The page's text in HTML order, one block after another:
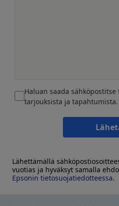
Haluan saada
tarjouksista ja tapahtumista.
Lähettämällä
vuotias ja hyväksyt samalla
Epsonin tietosuojatiedotteessa.